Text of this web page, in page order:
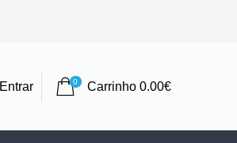
Entrar 0 Carrinho0.00€